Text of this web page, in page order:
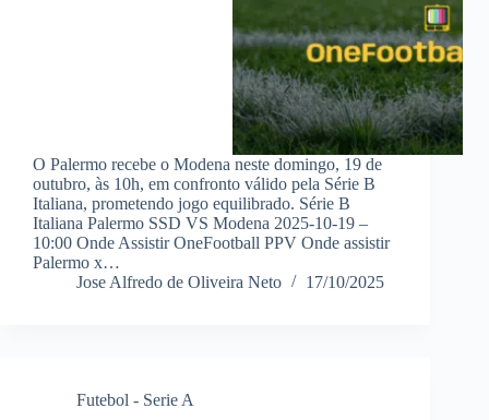
O Palermo recebe o Modena neste domingo, 19 de
outubro, às 10h, em confronto válido pela Série B
Italiana, prometendo jogo equilibrado. Série B
Italiana Palermo SSD VS Modena 2025-10-19 –
10:00 Onde Assistir OneFootball PPV Onde assistir
Palermo x…
Jose Alfredo de Oliveira Neto
17/10/2025
Futebol - Serie A